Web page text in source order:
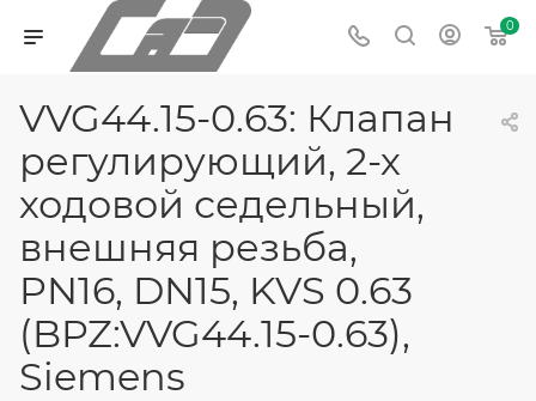
0
VVG44.15-0.63: Клапан
регулирующий, 2-х
ходовой седельный,
внешняя резьба,
PN16, DN15, KVS 0.63
(BPZ:VVG44.15-0.63),
Siemens